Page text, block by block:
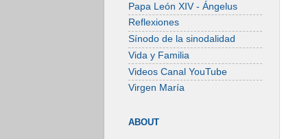
Papa León XIV - Ángelus
Reflexiones
Sínodo de la sinodalidad
Vida y Familia
Videos Canal YouTube
Virgen María
ABOUT